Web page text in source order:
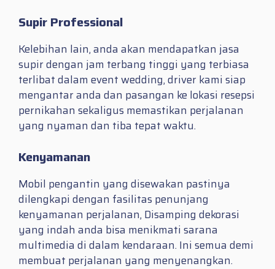
Supir Professional
Kelebihan lain, anda akan mendapatkan jasa
supir dengan jam terbang tinggi yang terbiasa
terlibat dalam event wedding, driver kami siap
mengantar anda dan pasangan ke lokasi resepsi
pernikahan sekaligus memastikan perjalanan
yang nyaman dan tiba tepat waktu.
Kenyamanan
Mobil pengantin yang disewakan pastinya
dilengkapi dengan fasilitas penunjang
kenyamanan perjalanan, Disamping dekorasi
yang indah anda bisa menikmati sarana
multimedia di dalam kendaraan. Ini semua demi
membuat perjalanan yang menyenangkan.